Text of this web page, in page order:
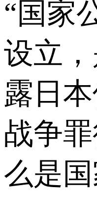
“国家
设立
露日
战争
么是